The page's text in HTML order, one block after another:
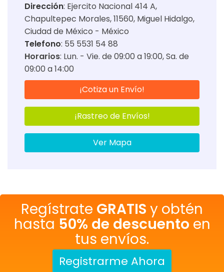
Dirección: Ejercito Nacional 414 A,
Chapultepec Morales, 11560, Miguel Hidalgo,
Ciudad de México - México
Telefono: 55 5531 54 88
Horarios: Lun. - Vie. de 09:00 a 19:00 Sa. de
09:00 a 14:00
¡Cotiza un Envío!
¡Rastreo de Envíos!
Ver Mapa
Regístrate GRATIS y obtén
hasta 50% de descuento en
tus envíos.
Registrarme Ahora